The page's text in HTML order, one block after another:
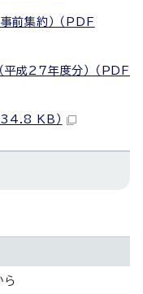
前集約） （PDF
平成27年度分） （PDF
KB）
ら